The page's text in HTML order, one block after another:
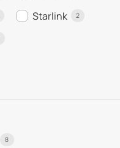
Starlink 2
8